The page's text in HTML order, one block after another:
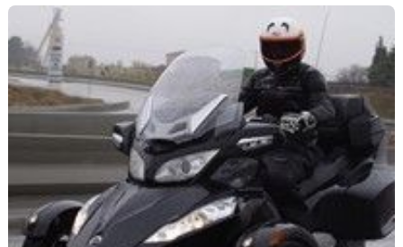
Recreative Products) s'offre quelques améliorations
techniques et pratiques par rapport au modèle classique.